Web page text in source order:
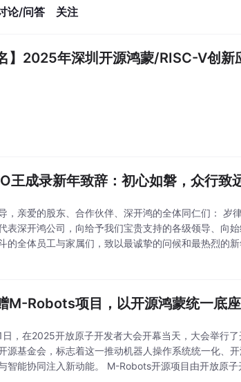
论/问答 关注
】2025年深圳开源鸿蒙/RISC-V创新
王成录新年致辞：初心如磐，众行致
股东、合作伙伴、深开鸿的全体同仁们： 岁律更新、华章再启。在这辞旧迎新的美
表深开鸿公司，向给予我们宝贵支持的各级领导、向
体员工与家属们，致以最诚挚的问候和最热烈的新年祝福！ 回望2025年
M-Robots项目，以开源鸿蒙统一底
日，在2025开放原子开发者大会开幕当天，大会举行
源基金会，标志着这一推动机器人操作系统统一化、
源项目由开放原子开源基金会孵化、深开鸿牵头发起，旨在以开源共建的方